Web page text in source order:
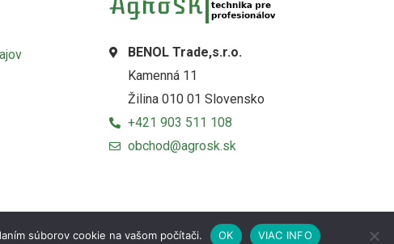
BENOL Trade,s.r.o.
Kamenná 11
Žilina 010 01 Slovensko
+421 903 511 108
obchod@agrosk.sk
súborov cookie na vašom počítači. OK VIAC INFO